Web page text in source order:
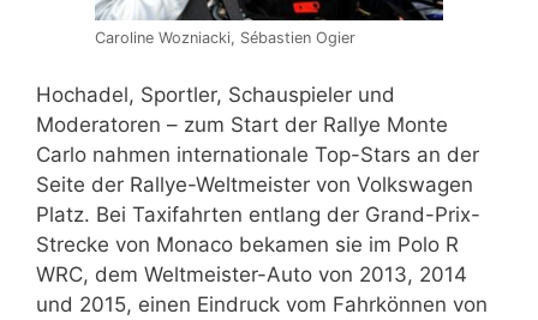
Caroline Wozniacki, Sébastien Ogier
Hochadel, Sportler, Schauspieler und
Moderatoren – zum Start der Rallye Monte
Carlo nahmen internationale Top-Stars an der
Seite der Rallye-Weltmeister von Volkswagen
Platz. Bei Taxifahrten entlang der Grand-Prix-
Strecke von Monaco bekamen sie im Polo R
WRC, dem Weltmeister-Auto von 2013, 2014
und 2015, einen Eindruck vom Fahrkönnen von